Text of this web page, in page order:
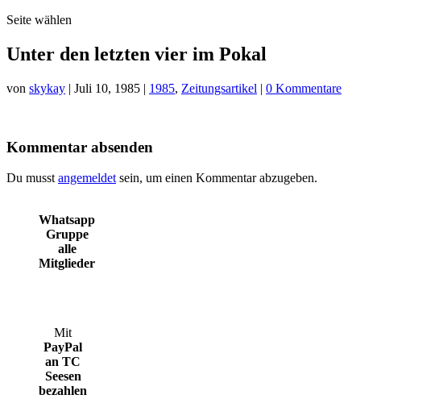
Seite wählen
Unter den letzten vier im Pokal
von skykay | Juli 10, 1985 | 1985, Zeitungsartikel | 0 Kommentare
Kommentar absenden
Du musst angemeldet sein, um einen Kommentar abzugeben.
Whatsapp
Gruppe
alle
Mitglieder
Mit
PayPal
an TC
Seesen
bezahlen